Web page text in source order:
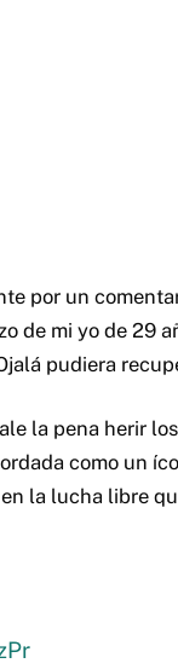
por un
de mi yo de 29
pudiera
la pena herir
como un
la lucha libre